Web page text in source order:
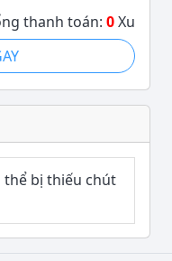
thanh toán: 0Xu
bị thiếu chút